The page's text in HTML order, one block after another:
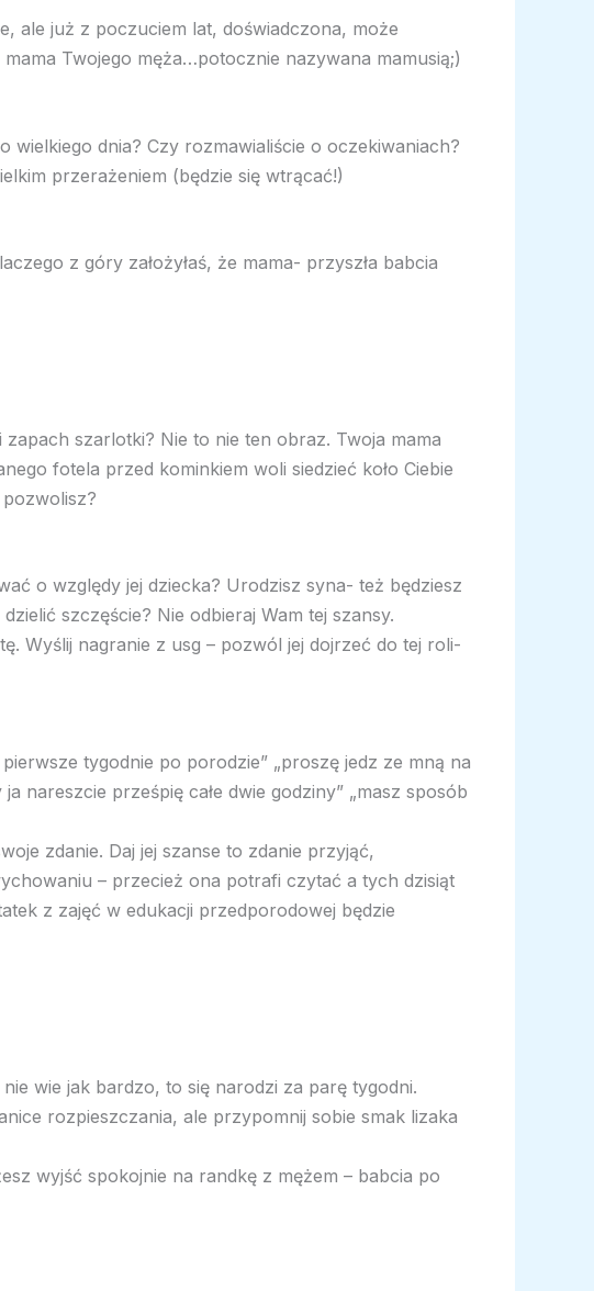
ale już z poczuciem lat, doświadczona, może
Twojego męża…potocznie nazywana mamusią;)
wielkiego dnia? Czy rozmawialiście o oczekiwaniach?
przerażeniem (będzie się wtrącać!)
z góry założyłaś, że mama- przyszła babcia
zapach szarlotki? Nie to nie ten obraz. Twoja mama
fotela przed kominkiem woli siedzieć koło Ciebie
o względy jej dziecka? Urodzisz syna- też będziesz
szczęście? Nie odbieraj Wam tej szansy.
Wyślij nagranie z usg – pozwól jej dojrzeć do tej roli-
tygodnie po porodzie” „proszę jedz ze mną na
nareszcie prześpię całe dwie godziny” „masz sposób
zdanie. Daj jej szanse to zdanie przyjąć,
– przecież ona potrafi czytać a tych dzisiąt
z zajęć w edukacji przedporodowej będzie
wie jak bardzo, to się narodzi za parę tygodni.
rozpieszczania, ale przypomnij sobie smak lizaka
wyjść spokojnie na randkę z mężem – babcia po